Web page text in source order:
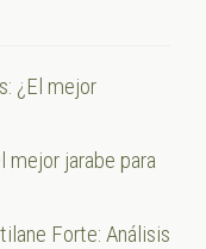
¿El mejor
mejor jarabe para
Forte: Análisis